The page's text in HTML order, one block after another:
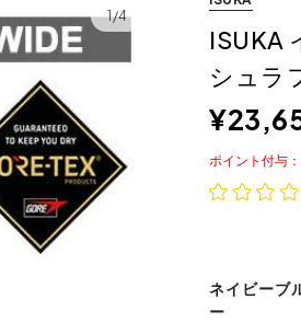
1/4
ISUKA
シュラ
¥
ポイント
ネイビーブ
ー